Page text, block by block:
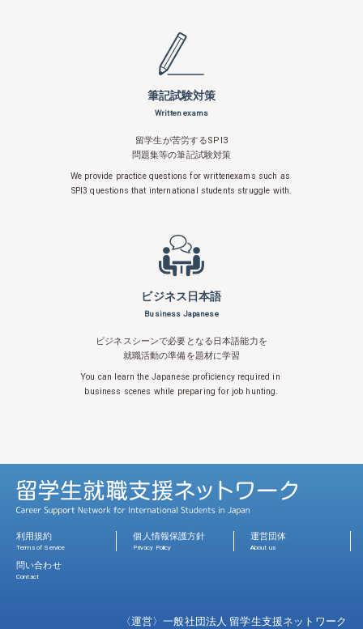
筆記試験対策
Written exams
留学生が苦労するSPI3
問題集等の筆記試験対策
We provide practice questions for writtenexams such as
SPI3 questions that international students struggle with.
ビジネス日本語
Business Japanese
ビジネスシーンで必要となる日本語能力を
就職活動の準備を題材に学習
You can learn the Japanese proficiency required in
business scenes while preparing for job hunting.
利用規約
Terms of Service
個人情報保護方針
Privacy Policy
運営団体
About us
問い合わせ
Contact
〈運営〉一般社団法人 留学生支援ネットワーク